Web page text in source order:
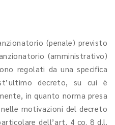
(penale) previsto
(amministrativo)
regolati da una specifica
decreto, su cui è
in quanto norma presa
motivazioni del decreto
dell’art. 4 co. 8 d.l.